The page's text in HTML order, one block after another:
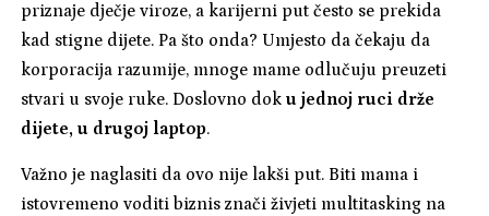
priznaje dječje viroze, a karijerni put često se prekida
kad stigne dijete. Pa što onda? Umjesto da čekaju da
korporacija razumije, mnoge mame odlučuju preuzeti
stvari u svoje ruke. Doslovno doku jednoj ruci drže
dijete, u drugoj laptop.
Važno je naglasiti da ovo nije lakši put. Biti mama i
istovremeno voditi biznis znači živjeti multitasking na